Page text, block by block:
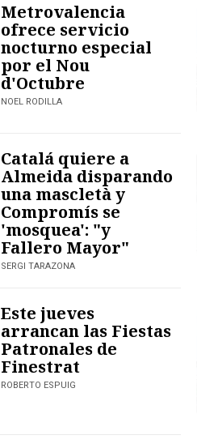
Metrovalencia
ofrece servicio
nocturno especial
por el Nou
d'Octubre
NOEL RODILLA
Catalá quiere a
Almeida disparando
una mascletà y
Compromís se
'mosquea': "y
Fallero Mayor"
SERGI TARAZONA
Este jueves
arrancan las Fiestas
Patronales de
Finestrat
ROBERTO ESPUIG